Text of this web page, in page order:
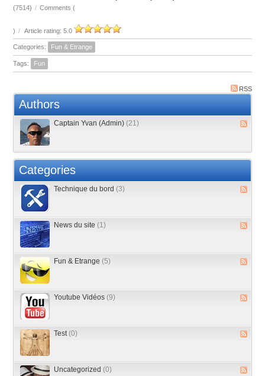
(7514) / Comments (
) / Article rating: 5.0
Categories: Fun & Etrange
Tags: Fun
RSS
Authors
Captain Yvan (Admin) (21)
Categories
Technique du bord (3)
News du site (1)
Fun & Etrange (5)
Youtube Vidéos (9)
Test (0)
Uncategorized (0)